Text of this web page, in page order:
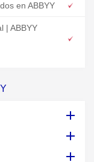
en ABBYY
| ABBYY